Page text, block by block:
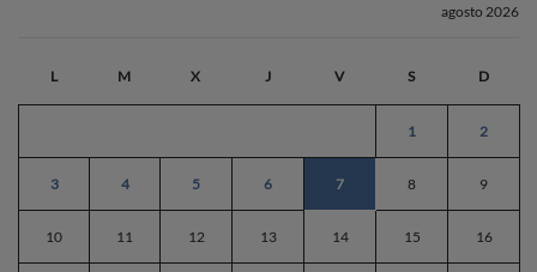
agosto 2026
L M X J V S D
1 2
3 4 5 6 7 8 9
10 11 12 13 14 15 16